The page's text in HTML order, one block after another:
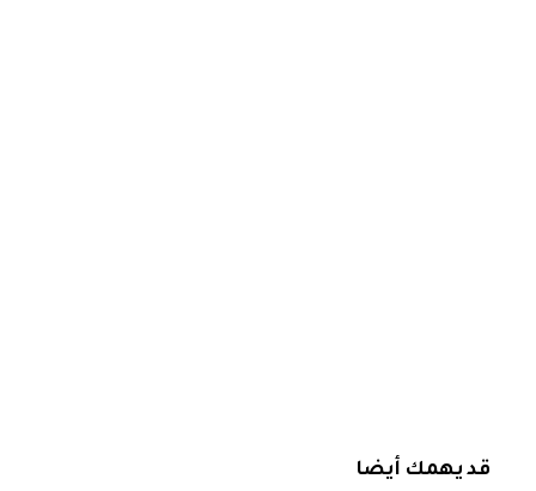
قد يهمك أيضا